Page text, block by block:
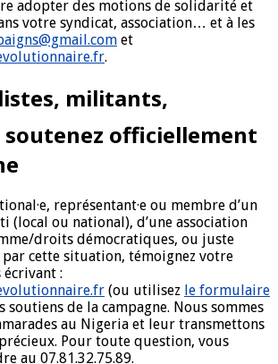
adopter des motions de solidarité et
votre syndicat, association… et à les
et
.
militants,
officiellement
représentant·e ou membre d’un
(local ou national), d’une association
droits démocratiques, ou juste
cette situation, témoignez votre
:
(ou utilisez le formulaire
soutiens de la campagne. Nous sommes
au Nigeria et leur transmettons
Pour toute question, vous
au 07.81.32.75.89.